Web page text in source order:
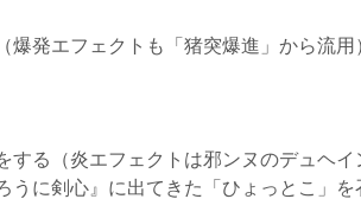
爆発エフェクトも「猪突爆進」から流用
する（炎エフェクトは邪ンヌのデュヘ
に剣心』に出てきた「ひょっとこ」